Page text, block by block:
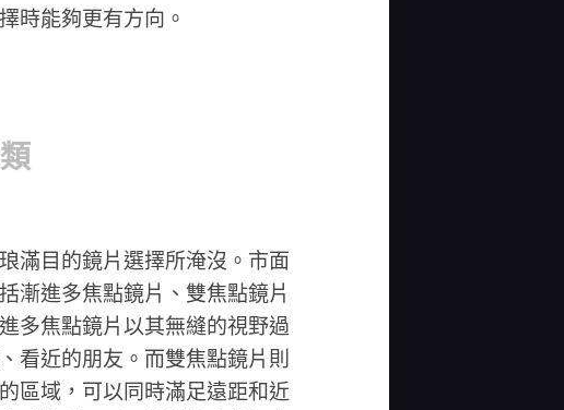
時能夠更有方向。
滿目的鏡片選擇所淹沒。市面
漸進多焦點鏡片、雙焦點鏡片
多焦點鏡片以其無縫的視野過
看近的朋友。而雙焦點鏡片則
區域，可以同時滿足遠距和近